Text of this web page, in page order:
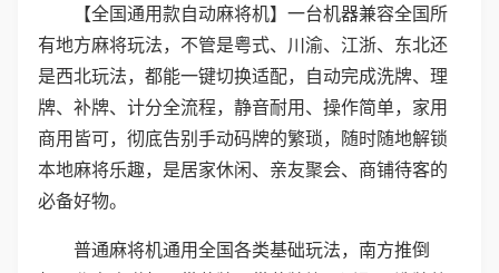
【全国通用款自动麻将机】一台机器兼容全国所
有地方麻将玩法，不管是粤式、川渝、江浙、东北还
是西北玩法，都能一键切换适配，自动完成洗牌、理
牌、补牌、计分全流程，静音耐用、操作简单，家用
商用皆可，彻底告别手动码牌的繁琐，随时随地解锁
本地麻将乐趣，是居家休闲、亲友聚会、商铺待客的
必备好物。
普通麻将机通用全国各类基础玩法，南方推倒